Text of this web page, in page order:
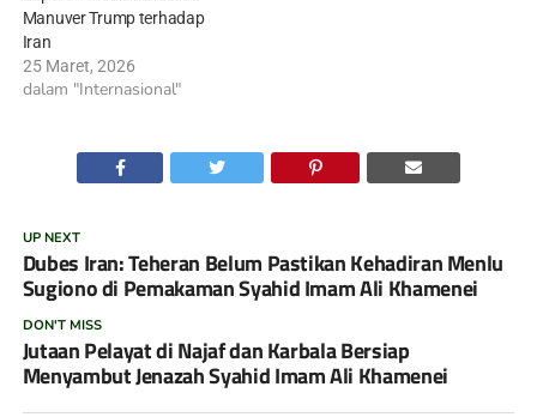
Manuver Trump terhadap
Iran
25 Maret, 2026
dalam "Internasional"
UP NEXT
Dubes Iran: Teheran Belum Pastikan Kehadiran Menlu
Sugiono di Pemakaman Syahid Imam Ali Khamenei
DON'T MISS
Jutaan Pelayat di Najaf dan Karbala Bersiap
Menyambut Jenazah Syahid Imam Ali Khamenei